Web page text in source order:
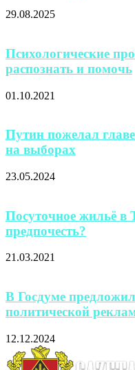
29.08.2025
Психологические
распознать и помочь
01.10.2021
Путин пожелал
на выборах
23.05.2024
Посуточное жильё в
предпочесть?
21.03.2021
В Госдуме
политической
12.12.2024